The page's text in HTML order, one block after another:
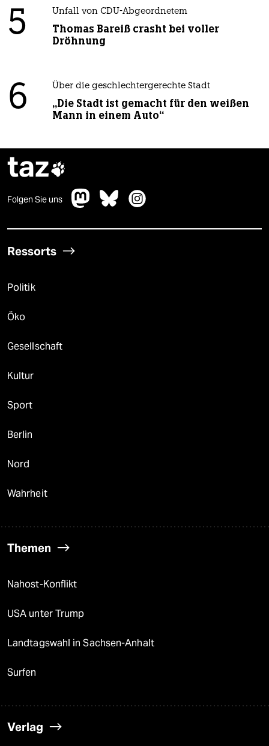
5 Unfall von CDU-Abgeordnetem
Thomas Bareiß crasht bei voller
Dröhnung
6 Über die geschlechtergerechte Stadt
„Die Stadt ist gemacht für den weißen
Mann in einem Auto“
taz
Folgen Sie uns
Ressorts
Politik
Öko
Gesellschaft
Kultur
Sport
Berlin
Nord
Wahrheit
Themen
Nahost-Konflikt
USA unter Trump
Landtagswahl in Sachsen-Anhalt
Surfen
Verlag